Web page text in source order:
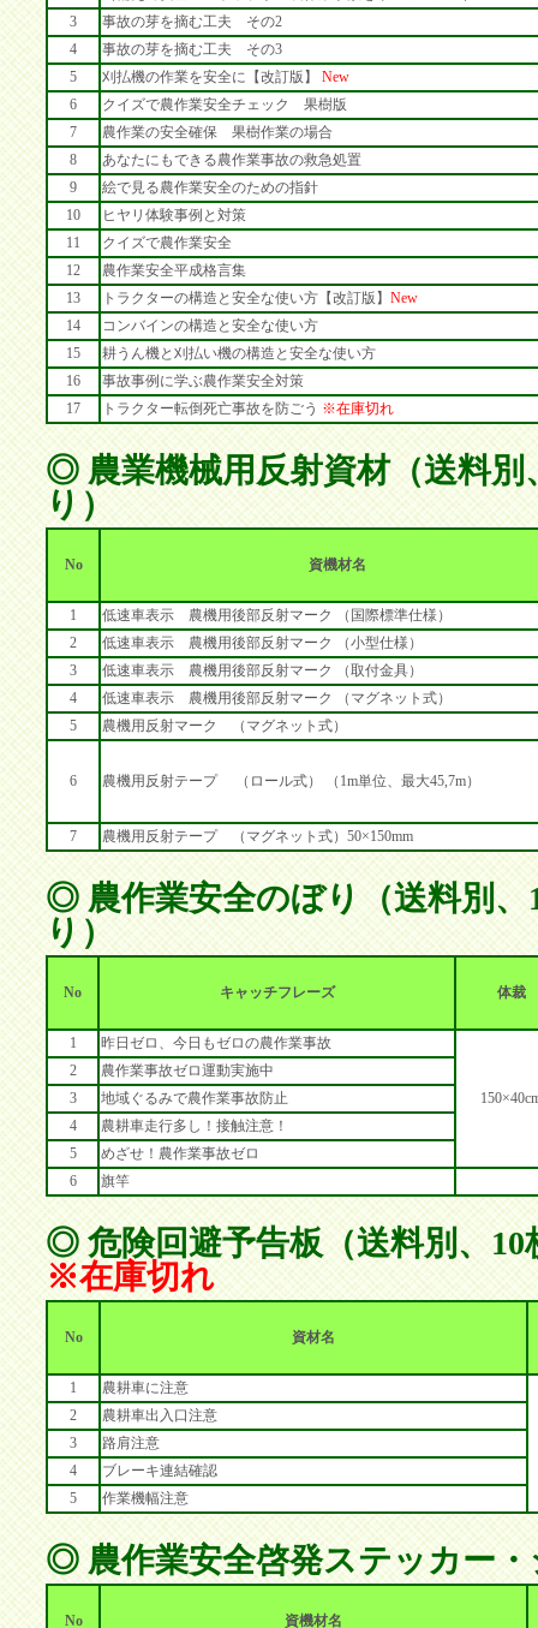
3
事故の芽を摘む工夫 その2
4
事故の芽を摘む工夫 その3
5
刈払機の作業を安全に【改訂版】
New
6
クイズで農作業安全チェック 果樹版
7
農作業の安全確保 果樹作業の場合
8
あなたにもできる農作業事故の救急処置
9
絵で見る農作業安全のための指針
10
ヒヤリ体験事例と対策
11
クイズで農作業安全
12
農作業安全平成格言集
13
トラクターの構造と安全な使い方【改訂版】 New
14
コンバインの構造と安全な使い方
15
耕うん機と刈払い機の構造と安全な使い方
16
事故事例に学ぶ農作業安全対策
17
トラクター転倒死亡事故を防ごう ※在庫切れ
◎ 農業機械用反射資材（送料別
り）
No 資機材名
1
低速車表示 農機用後部反射マーク （国際標準仕様）
2
低速車表示 農機用後部反射マーク （小型仕様）
3
低速車表示 農機用後部反射マーク （取付金具）
4
低速車表示 農機用後部反射マーク （マグネット式）
5
農機用反射マーク （マグネット式）
6 農機用反射テープ （ロール式） （1m単位、最大45,7m）
7 農機用反射テープ （マグネット式）50×150mm
◎ 農作業安全のぼり（送料別、
り）
No キャッチフレーズ 体裁
1 昨日ゼロ、今日もゼロの農作業事故
2
農作業事故ゼロ運動実施中
3
地域ぐるみで農作業事故防止
4
農耕車走行多し！接触注意！
5
めざせ！農作業事故ゼロ
6
旗竿
◎ 危険回避予告板（送料別、
※在庫切れ
No 資材名
1
農耕車に注意
2
農耕車出入口注意
3
路肩注意
4
ブレーキ連結確認
5
作業機幅注意
◎ 農作業安全啓発ステッカー・
No 資機材名